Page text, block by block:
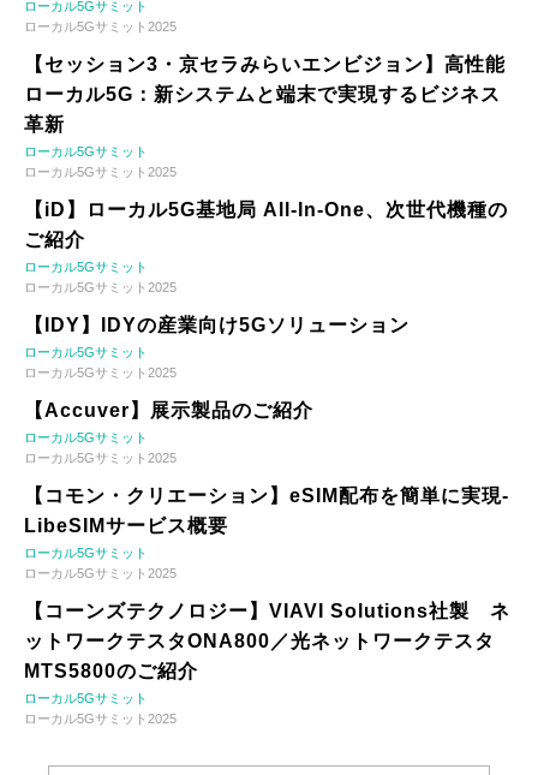
ローカル5Gサミット
ローカル5Gサミット2025
【セッション3・京セラみらいエンビジョン】高性能
ローカル5G：新システムと端末で実現するビジネス
革新
ローカル5Gサミット
ローカル5Gサミット2025
【iD】ローカル5G基地局 All-In-One、次世代機種の
ご紹介
ローカル5Gサミット
ローカル5Gサミット2025
【IDY】IDYの産業向け5Gソリューション
ローカル5Gサミット
ローカル5Gサミット2025
【Accuver】展示製品のご紹介
ローカル5Gサミット
ローカル5Gサミット2025
【コモン・クリエーション】eSIM配布を簡単に実現-
LibeSIMサービス概要
ローカル5Gサミット
ローカル5Gサミット2025
【コーンズテクノロジー】VIAVI Solutions社製 ネ
ットワークテスタONA800／光ネットワークテスタ
MTS5800のご紹介
ローカル5Gサミット
ローカル5Gサミット2025